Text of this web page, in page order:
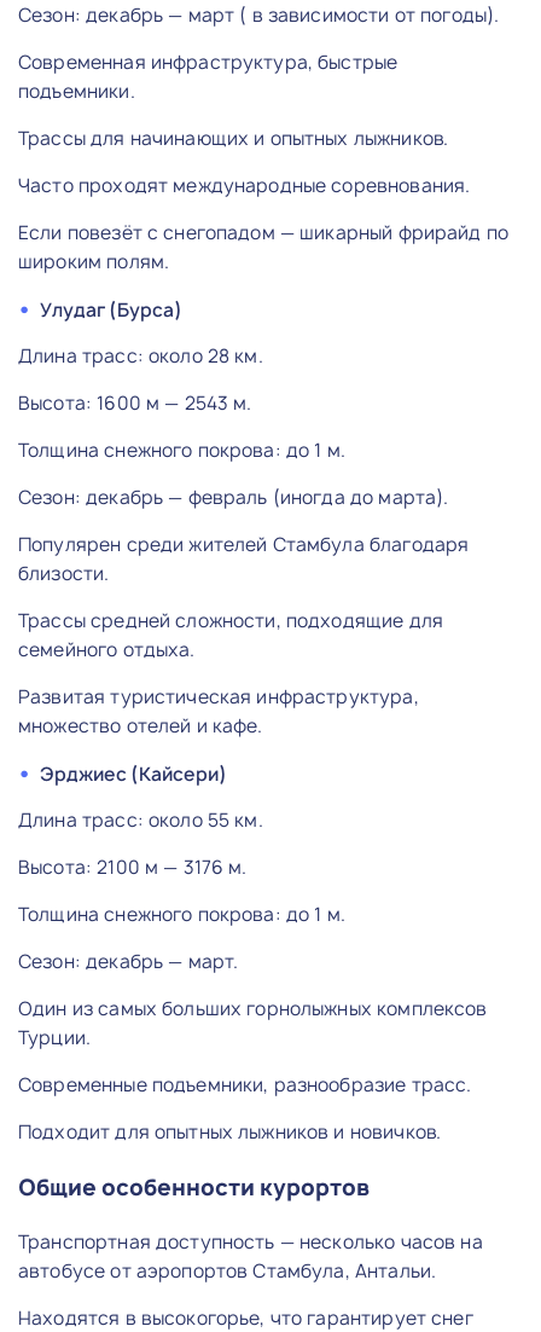
Сезон: декабрь — март ( в зависимости от погоды).
Современная инфраструктура, быстрые
подъемники.
Трассы для начинающих и опытных лыжников.
Часто проходят международные соревнования.
Если повезёт с снегопадом — шикарный фрирайд по
широким полям.
Улудаг (Бурса)
Длина трасс: около 28 км.
Высота: 1600 м — 2543 м.
Толщина снежного покрова: до 1 м.
Сезон: декабрь — февраль (иногда до марта).
Популярен среди жителей Стамбула благодаря
близости.
Трассы средней сложности, подходящие для
семейного отдыха.
Развитая туристическая инфраструктура,
множество отелей и кафе.
Эрджиес (Кайсери)
Длина трасс: около 55 км.
Высота: 2100 м — 3176 м.
Толщина снежного покрова: до 1 м.
Сезон: декабрь — март.
Один из самых больших горнолыжных комплексов
Турции.
Современные подъемники, разнообразие трасс.
Подходит для опытных лыжников и новичков.
Общие особенности курортов
Транспортная доступность — несколько часов на
автобусе от аэропортов Стамбула, Антальи.
Находятся в высокогорье, что гарантирует снег